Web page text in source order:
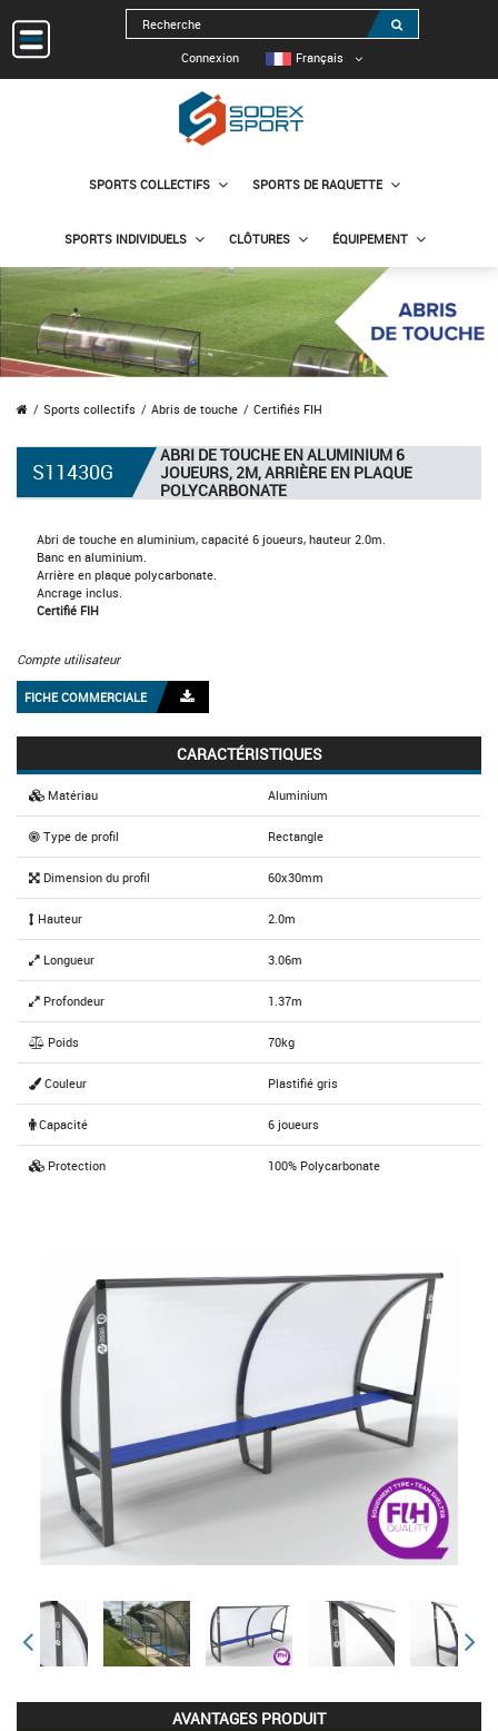
Connexion Français
SPORTS COLLECTIFS SPORTS DE RAQUETTE
SPORTS INDIVIDUELS CLÔTURES ÉQUIPEMENT
Sports collectifs Abris de touche Certifiés FIH
S11430G
ABRI DE TOUCHE EN ALUMINIUM 6
JOUEURS, 2M, ARRIÈRE EN PLAQUE
POLYCARBONATE
Abri de touche en aluminium, capacité 6 joueurs, hauteur 2.0m.
Banc en aluminium.
Arrière en plaque polycarbonate.
Ancrage inclus.
Certifié FIH
Compte utilisateur
FICHE COMMERCIALE
CARACTÉRISTIQUES
Matériau Aluminium
Type de profil Rectangle
Dimension du profil 60x30mm
Hauteur 2.0m
Longueur 3.06m
Profondeur 1.37m
Poids 70kg
Couleur Plastifié gris
Capacité 6 joueurs
Protection 100% Polycarbonate
AVANTAGES PRODUIT